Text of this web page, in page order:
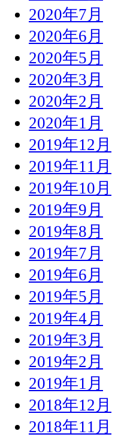
2020年7月
2020年6月
2020年5月
2020年3月
2020年2月
2020年1月
2019年12月
2019年11月
2019年10月
2019年9月
2019年8月
2019年7月
2019年6月
2019年5月
2019年4月
2019年3月
2019年2月
2019年1月
2018年12月
2018年11月